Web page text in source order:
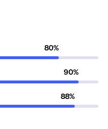
80%
90%
88%